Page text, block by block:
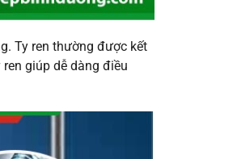
Ty ren thường được kết
giúp dễ dàng điều